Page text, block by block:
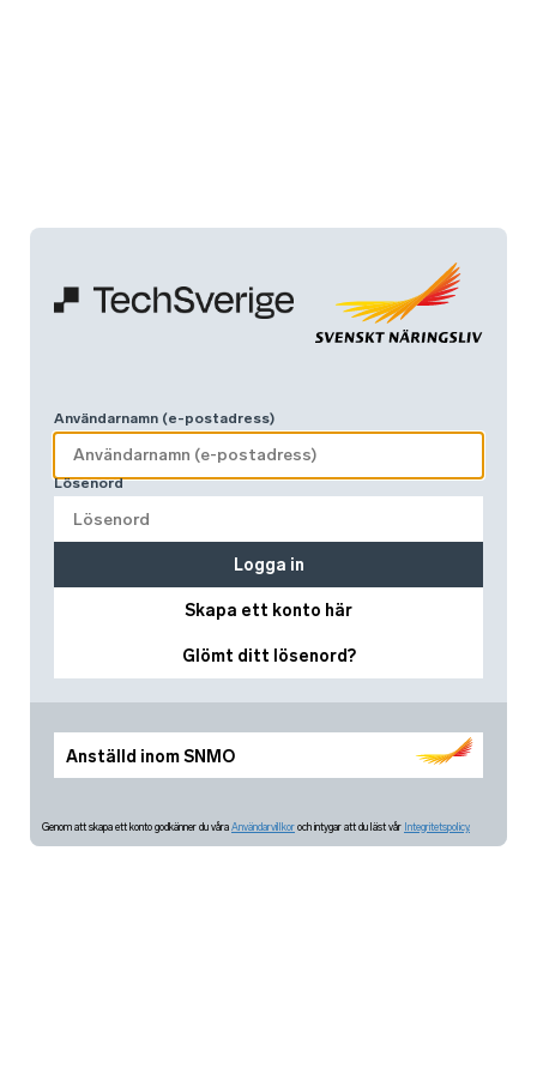
Anställd inom SNMO
Användarnamn (e-postadress)
Lösenord
Skapa ett konto här
Glömt ditt lösenord?
Logga in
Genom att skapa ett konto godkänner du våra Användarvillkor och intygar att du läst vår Integritetspolicy.